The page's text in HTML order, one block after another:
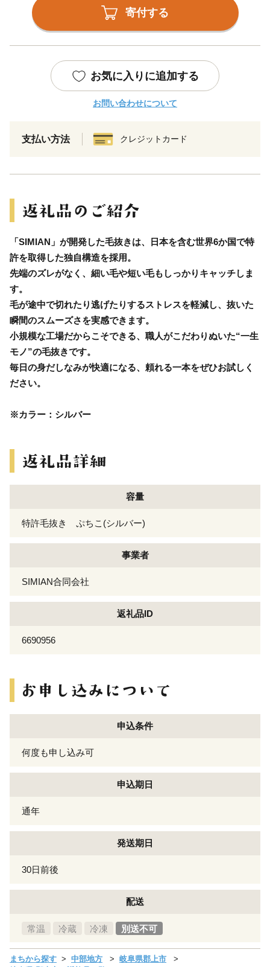
寄付する
お気に入りに追加する
お問い合わせについて
支払い方法 クレジットカード
「SIMIAN」が開発した毛抜きは、日本を含む世界6か国で特
許を取得した独自構造を採用。
先端のズレがなく、細い毛や短い毛もしっかりキャッチしま
す。
毛が途中で切れたり逃げたりするストレスを軽減し、抜いた
瞬間のスムーズさを実感できます。
小規模な工場だからこそできる、職人がこだわりぬいた“一生
モノ”の毛抜きです。
毎日の身だしなみが快適になる、頼れる一本をぜひお試しく
ださい。
※カラー：シルバー
容量
特許毛抜き ぷちこ(シルバー)
事業者
SIMIAN合同会社
返礼品ID
6690956
申込条件
何度も申し込み可
申込期日
通年
発送期日
30日前後
配送
常温 冷蔵 冷凍 別送不可
まちから探す 中部地方
岐阜県郡上市